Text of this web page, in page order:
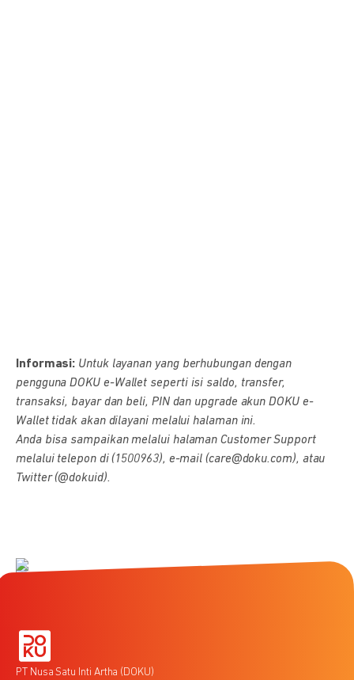
Informasi: Untuk layanan yang berhubungan dengan
pengguna DOKU e-Wallet seperti isi saldo, transfer,
transaksi, bayar dan beli, PIN dan upgrade akun DOKU e-
Wallet tidak akan dilayani melalui halaman ini.
Anda bisa sampaikan melalui halaman Customer Support
melalui telepon di (1500963), e-mail (care@doku.com), atau
Twitter (@dokuid).
PT Nusa Satu Inti Artha (DOKU)